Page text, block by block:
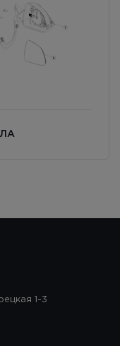
1-3